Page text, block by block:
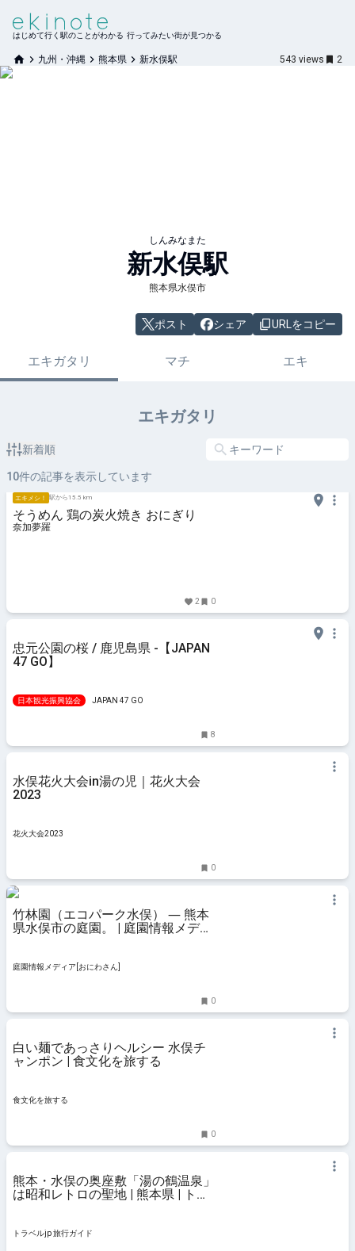
はじめて行く駅のことがわかる 行ってみたい街が見つかる
九州・沖縄 熊本県 新水俣駅 543 views 2
しんみなまた
新水俣駅
熊本県水俣市
ポスト シェア URLをコピー
エキガタリ マチ エキ
エキガタリ
新着順
10件の記事を表示しています
エキメシ！ 駅から15.5 km
そうめん 鶏の炭火焼き おにぎり
奈加夢羅
2 0
忠元公園の桜 / 鹿児島県 -【JAPAN
47 GO】
日本観光振興協会 JAPAN 47 GO
8
水俣花火大会in湯の児｜花火大会
2023
花火大会2023
0
竹林園（エコパーク水俣） ― 熊本
県水俣市の庭園。 | 庭園情報メディ
庭園情報メディア[おにわさん]
0
白い麺であっさりヘルシー 水俣チ
ャンポン | 食文化を旅する
食文化を旅する
0
熊本・水俣の奥座敷「湯の鶴温泉」
は昭和レトロの聖地 | 熊本県 | トラ
トラベルjp 旅行ガイド